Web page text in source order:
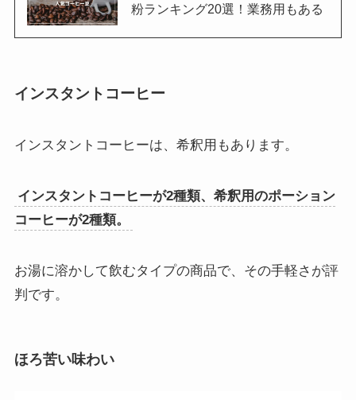
粉ランキング20選！業務用もある
インスタントコーヒー
インスタントコーヒーは、希釈用もあります。
インスタントコーヒーが2種類、希釈用のポーション
コーヒーが2種類。
お湯に溶かして飲むタイプの商品で、その手軽さが評
判です。
ほろ苦い味わい